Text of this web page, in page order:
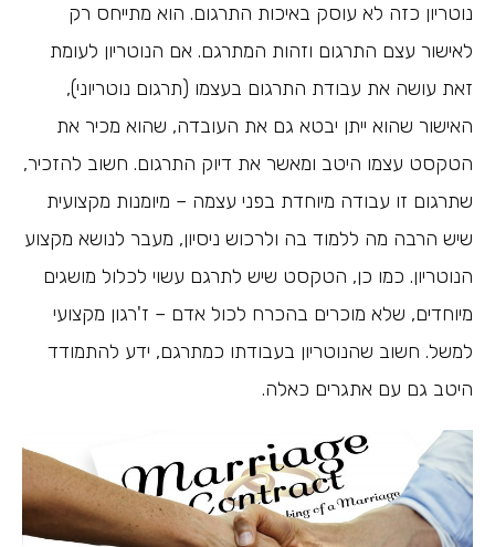
נוטריון כזה לא עוסק באיכות התרגום. הוא מתייחס רק
לאישור עצם התרגום וזהות המתרגם. אם הנוטריון לעומת
זאת עושה את עבודת התרגום בעצמו (תרגום נוטריוני),
האישור שהוא ייתן יבטא גם את העובדה, שהוא מכיר את
הטקסט עצמו היטב ומאשר את דיוק התרגום. חשוב להזכיר,
שתרגום זו עבודה מיוחדת בפני עצמה – מיומנות מקצועית
שיש הרבה מה ללמוד בה ולרכוש ניסיון, מעבר לנושא מקצוע
הנוטריון. כמו כן, הטקסט שיש לתרגם עשוי לכלול מושגים
מיוחדים, שלא מוכרים בהכרח לכול אדם – ז'רגון מקצועי
למשל. חשוב שהנוטריון בעבודתו כמתרגם, ידע להתמודד
היטב גם עם אתגרים כאלה.